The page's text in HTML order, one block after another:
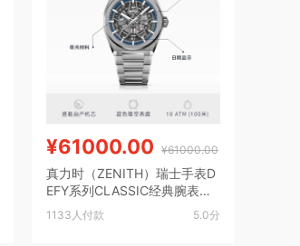
¥61000.00 ¥61000.00
真力时（ZENITH）瑞士手表D
EFY系列CLASSIC经典腕表男
士镂空机械腕表节日礼物 DEF
Y系列 经典镂空腕表钢带
1133人付款 5.0分